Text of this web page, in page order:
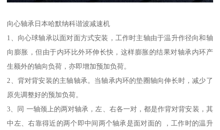
向心轴承日本哈默纳科谐波减速机
1、向心球轴承以面对面方式安装，工作时主轴由于温升作径向和轴
向膨胀，但由于内环比外环伸长快，这样膨胀的结果对轴承内环产
生额外的轴向负荷，亦即增加预加负荷。
2、背对背安装的主轴轴承。当轴承内环的垫圈轴向伸长时，减少了
原先调整好的预加负荷。
3、同 一轴颈上的两对轴承，左、右各一对，都是作背对背安装，其
中左、右靠得近的两个即中间两个轴承是面对面的 ，工作时的温升